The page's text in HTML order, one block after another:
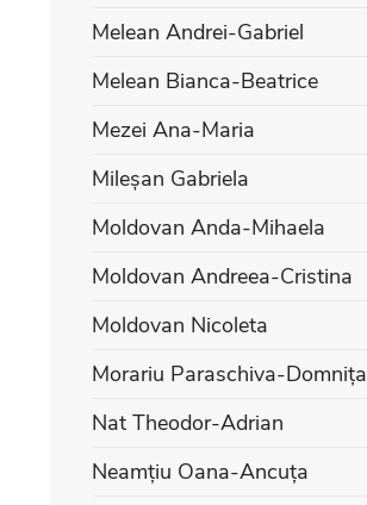
Melean Andrei-Gabriel
Melean Bianca-Beatrice
Mezei Ana-Maria
Mileșan Gabriela
Moldovan Anda-Mihaela
Moldovan Andreea-Cristina
Moldovan Nicoleta
Morariu Paraschiva-Domnița
Nat Theodor-Adrian
Neamțiu Oana-Ancuța